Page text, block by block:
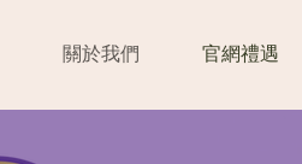
關於我們 官網禮遇